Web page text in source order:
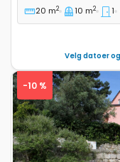
20 m2 10 m2 1
Velg datoer
-10 %